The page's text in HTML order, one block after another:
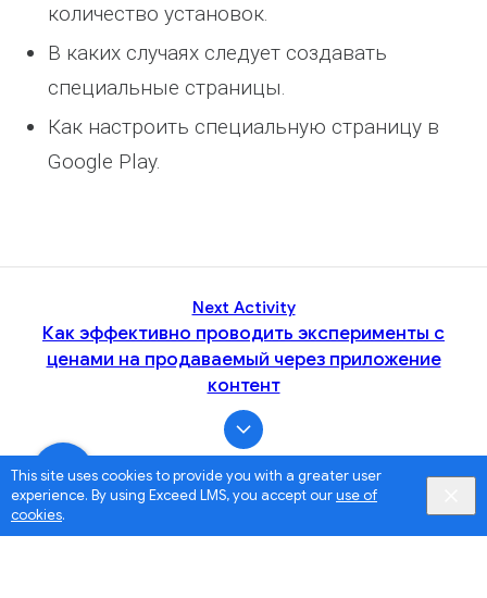
This site uses cookies to provide you with a greater user
experience. By using Exceed LMS, you accept ouruse of
cookies.
количество установок.
В каких случаях следует создавать
специальные страницы.
Как настроить специальную страницу в
Google Play.
Next Activity
Как эффективно проводить эксперименты с
ценами на продаваемый через приложение
контент